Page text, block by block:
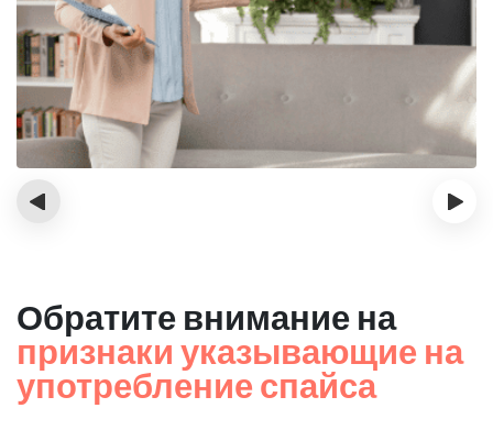
‹ ›
Обратите внимание на
признаки указывающие на
употребление спайса